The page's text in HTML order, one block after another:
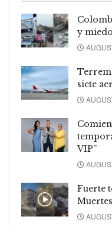
y
siete
VIP”
Fuerte